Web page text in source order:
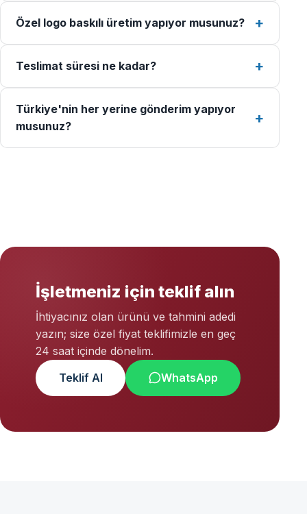
Özel logo baskılı üretim yapıyor musunuz?
Teslimat süresi ne kadar?
Türkiye'nin her yerine gönderim yapıyor
musunuz?
İşletmeniz için teklif alın
İhtiyacınız olan ürünü ve tahmini adedi
yazın; size özel fiyat teklifimizle en geç
24 saat içinde dönelim.
Teklif Al
WhatsApp